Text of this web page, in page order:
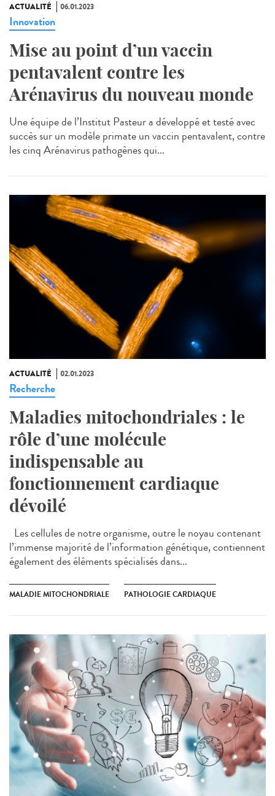
ACTUALITÉ 06.01.2023
Innovation
Mise au point d’un vaccin
pentavalent contre les
Arénavirus du nouveau monde
Une équipe de l’Institut Pasteur a développé et testé avec
succès sur un modèle primate un vaccin pentavalent, contre
les cinq Arénavirus pathogènes qui...
ACTUALITÉ 02.01.2023
Recherche
Maladies mitochondriales : le
rôle d’une molécule
indispensable au
fonctionnement cardiaque
dévoilé
Les cellules de notre organisme, outre le noyau contenant
l’immense majorité de l’information génétique, contiennent
également des éléments spécialisés dans...
MALADIE MITOCHONDRIALE PATHOLOGIE CARDIAQUE